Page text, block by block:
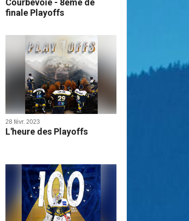
Courbevoie - 8ème de
finale Playoffs
28 févr. 2023
L'heure des Playoffs